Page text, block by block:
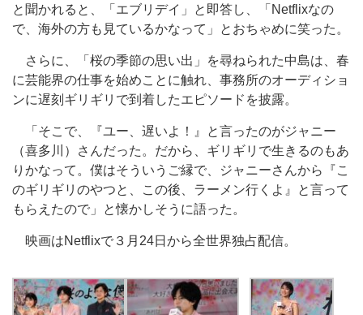
と聞かれると、「エブリデイ」と即答し、「Netflixなの
で、海外の方も見ているかなって」とおちゃめに笑った。
さらに、「桜の季節の思い出」を尋ねられた中島は、春
に芸能界の仕事を始めことに触れ、事務所のオーディショ
ンに遅刻ギリギリで到着したエピソードを披露。
「そこで、『ユー、遅いよ！』と言ったのがジャニー
（喜多川）さんだった。だから、ギリギリで生きるのもあ
りかなって。僕はそういうご縁で、ジャニーさんから『こ
のギリギリのやつと、この後、ラーメン行くよ』と言って
もらえたので」と懐かしそうに語った。
映画はNetflixで３月24日から全世界独占配信。